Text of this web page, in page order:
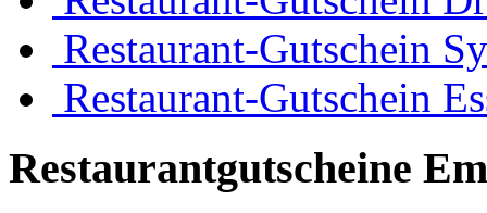
Restaurant-Gutschein
Restaurant-Gutschein
Restaurantgutscheine